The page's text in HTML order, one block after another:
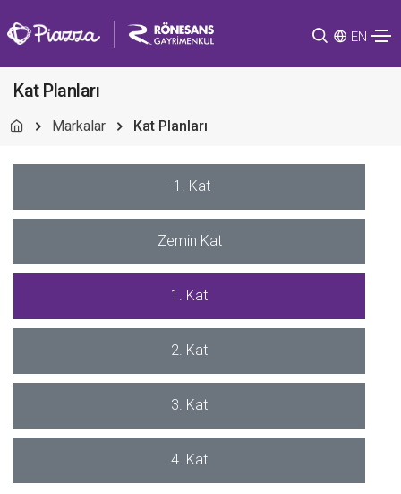
EN
Kat Planları
Markalar Kat Planları
-1. Kat
Zemin Kat
1. Kat
2. Kat
3. Kat
4. Kat